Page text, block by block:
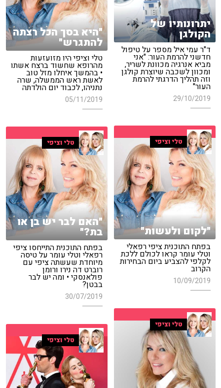
"היא בסך הכל רצתה
להתגרש"
טלי וציפי היו מזועזעות
מהרופא שחשוד ברצח אשתו
• בהמשך איחלו מזל טוב
לאשת ראש הממשלה, שרה
נתניהו, לכבוד יום הולדתה
05/11/2019
יתרונותיו של
הקולגן
ד"ר עמי איל מספר על טיפול
חדשני להרמת העור: "אני
מביא אנרגיה מכוונת לשריר,
ומכוון לשכבה שיוצרת קולגן
וזה תהליך הדרגתי להרמת
העור"
29/10/2019
טלי וציפי
"לקום ולעשות"
בפתח התוכנית ציפי רפאלי
וטלי עומר קראו לכולם ללכת
לקלפי להצביע ביום הבחירות
הקרוב
10/09/2019
טלי וציפי
"האם לבר יש בן או
בת?"
בפתח התוכנית התייחסו ציפי
רפאלי וטלי עומר על טיסה
מיוחדת שעשתה ציפי עם
רוברט דה נירו ורומן
פולאנסקי • ומה יש לבר
בבטן?
30/07/2019
טלי וציפי
טלי וציפי